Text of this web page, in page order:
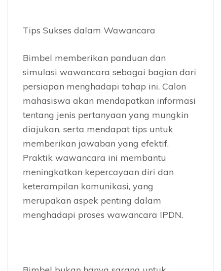
Tips Sukses dalam Wawancara
Bimbel memberikan panduan dan
simulasi wawancara sebagai bagian dari
persiapan menghadapi tahap ini. Calon
mahasiswa akan mendapatkan informasi
tentang jenis pertanyaan yang mungkin
diajukan, serta mendapat tips untuk
memberikan jawaban yang efektif.
Praktik wawancara ini membantu
meningkatkan kepercayaan diri dan
keterampilan komunikasi, yang
merupakan aspek penting dalam
menghadapi proses wawancara IPDN.